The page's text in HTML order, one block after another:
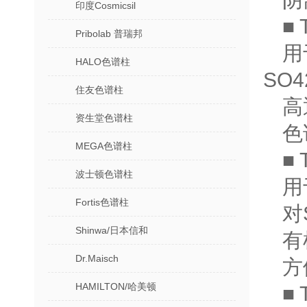
印度Cosmicsil
Pribolab 普瑞邦
HALO色谱柱
住友色谱柱
资生堂色谱柱
MEGA色谱柱
波士顿色谱柱
Fortis色谱柱
Shinwa/日本信和
Dr.Maisch
HAMILTON/哈美顿
■
■
■